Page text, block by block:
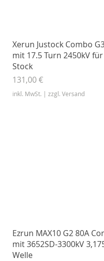
Schnellansicht
Xerun Justock Combo
mit 17.5 Turn 2450kV
Stock
Preis
131,00 €
inkl. MwSt. | zzgl. Versand
Schnellansicht
Ezrun MAX10 G2 80A
mit 3652SD-3300kV
Welle